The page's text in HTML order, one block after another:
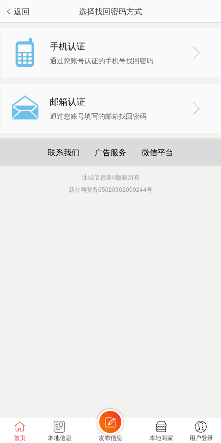
返回 选择找回密码方式
手机认证
通过您账号认证的手机号找回密码
邮箱认证
通过您账号填写的邮箱找回密码
首页 本地信息 发布信息 本地商家 用户登录
联系我们 广告服务 微信平台
油城信息港©版权所有
新公网安备65020302000244号